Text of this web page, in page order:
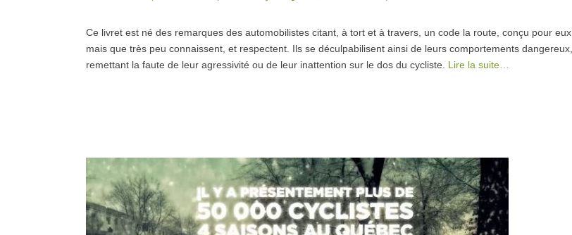
Ce livret est né des remarques des automobilistes citant, à tort et à travers, un code la route, conçu pour eux,
mais que très peu connaissent, et respectent. Ils se déculpabilisent ainsi de leurs comportements dangereux,
remettant la faute de leur agressivité ou de leur inattention sur le dos du cycliste. Lire la suite…